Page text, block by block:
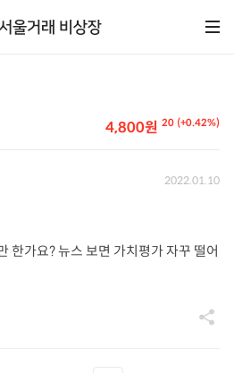
20 (+0.42%)
4,800원
2022.01.10
한가요? 뉴스 보면 가치평가 자꾸 떨어